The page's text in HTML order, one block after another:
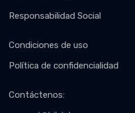
Responsabilidad Social
Condiciones de uso
Política de confidencialidad
Contáctenos: